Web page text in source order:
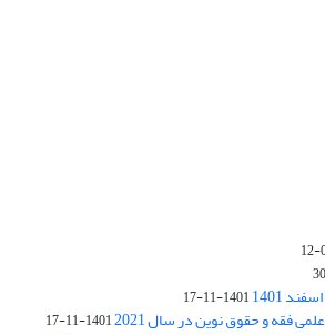
1401
1401-11-17
فقه و حقوق نوین در سال 2021 1401-11-17